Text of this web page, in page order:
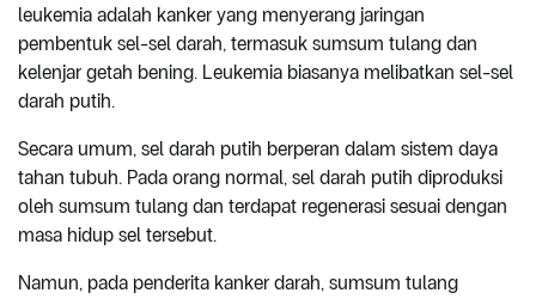
leukemia adalah kanker yang menyerang jaringan
pembentuk sel-sel darah, termasuk sumsum tulang dan
kelenjar getah bening. Leukemia biasanya melibatkan sel-sel
darah putih.
Secara umum, sel darah putih berperan dalam sistem daya
tahan tubuh. Pada orang normal, sel darah putih diproduksi
oleh sumsum tulang dan terdapat regenerasi sesuai dengan
masa hidup sel tersebut.
Namun, pada penderita kanker darah, sumsum tulang